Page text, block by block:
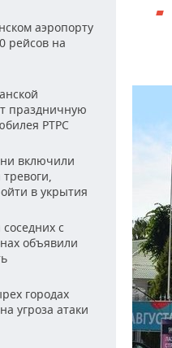
аэропорту
рейсов на
праздничную
РТРС
включили
в укрытия
с
объявили
городах
угроза атаки